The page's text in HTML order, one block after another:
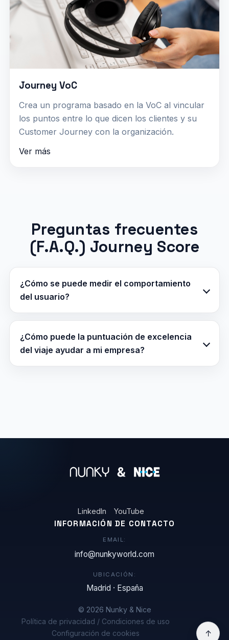
Journey VoC
Crea un programa basado en la VoC al vincular
los puntos entre lo que dicen los clientes y su
Customer Journey con la organización.
Ver más
Preguntas frecuentes
(F.A.Q.) Journey Score
¿Cómo se puede medir el comportamiento
del usuario?
¿Cómo puede la puntuación de excelencia
del viaje ayudar a mi empresa?
LinkedIn YouTube
INFORMACIÓN DE CONTACTO
EMAIL:
info@nunkyworld.com
UBICACIÓN:
Madrid · España
© 2026 Nunky & Nice
Política de privacidad / Condiciones de uso
Configuración de cookies
↑